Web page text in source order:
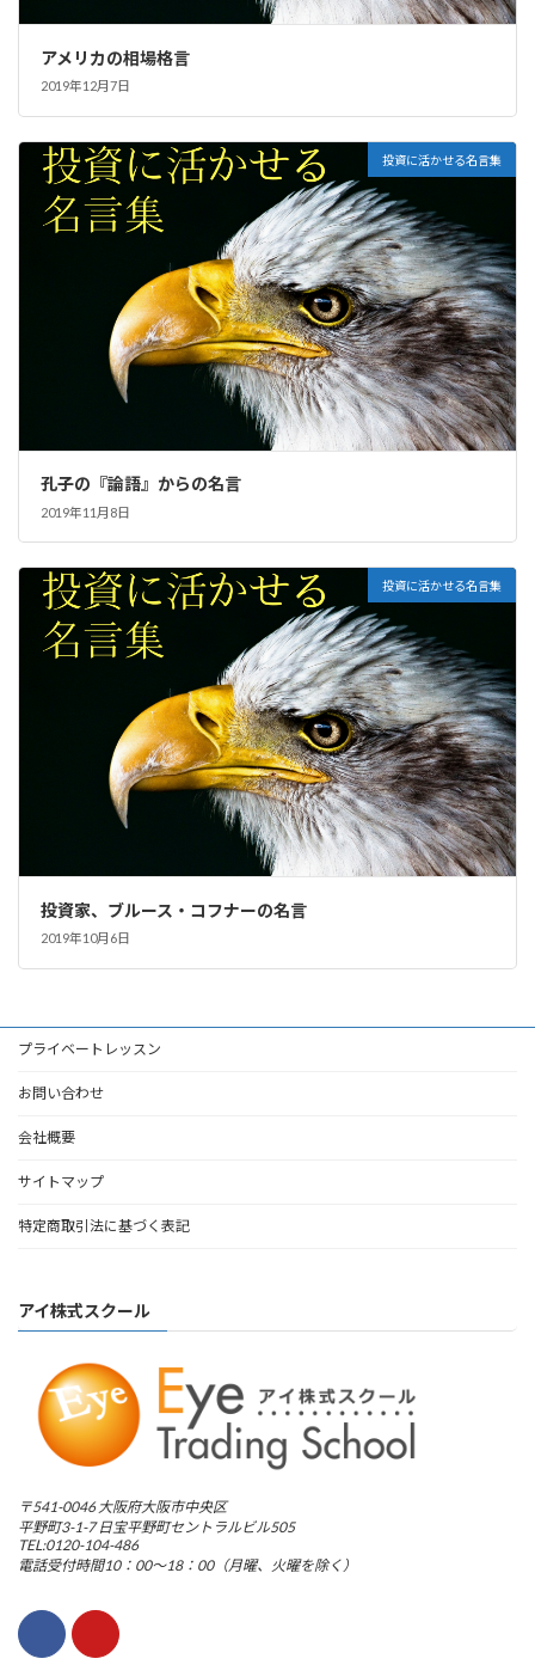
アメリカの相場格言
2019年12月7日
投資に活かせる名言集
孔子の『論語』からの名言
2019年11月8日
投資に活かせる名言集
投資家、ブルース・コフナーの名言
2019年10月6日
プライベートレッスン
お問い合わせ
会社概要
サイトマップ
特定商取引法に基づく表記
アイ株式スクール
〒541-0046 大阪府大阪市中央区
平野町3-1-7 日宝平野町セントラルビル505
TEL:0120-104-486
電話受付時間10：00～18：00（月曜、火曜を除く）